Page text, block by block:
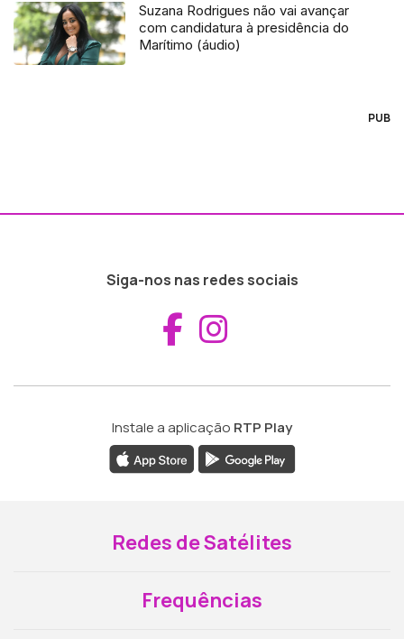
Suzana Rodrigues não vai avançar
com candidatura à presidência do
Marítimo (áudio)
PUB
Siga-nos nas redes sociais
Aceder ao
Instale a aplicação RTP Play
Redes de Satélites
Frequências